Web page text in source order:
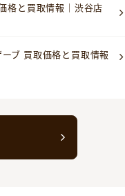
格と買取情報｜渋谷店
ブ 買取価格と買取情報